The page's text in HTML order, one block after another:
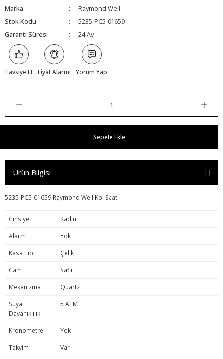
Marka
Raymond Weil
Stok Kodu
5235-PC5-01659
Garanti Süresi
24 Ay
Tavsiye Et Fiyat Alarmı Yorum Yap
Sepete Ekle
Ürün Bilgisi
5235-PC5-01659 Raymond Weil Kol Saati
Cinsiyet : Kadın
Alarm : Yok
Kasa Tipi : Çelik
Cam : Safir
Mekanizma : Quartz
Suya
Dayanıklılık
: 5 ATM
Kronometre : Yok
Takvim : Var